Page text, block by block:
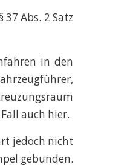
Abs. 2 Satz
in den
auch hier.
jedoch nicht
gebunden.